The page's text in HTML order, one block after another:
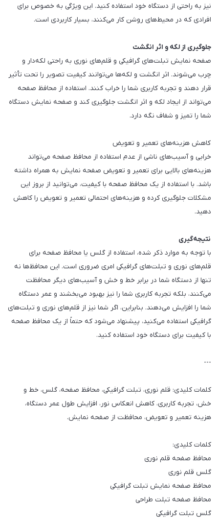
نیز به راحتی از دستگاه خود استفاده کنید. این ویژگی به خصوص برای
افرادی که در محیط‌های روشن کار می‌کنند، بسیار کاربردی است.
جلوگیری از لکه و اثر انگشت
صفحه نمایش تبلت‌های گرافیکی و قلم‌های نوری به راحتی لکه‌دار و
چرب می‌شوند. اثر انگشت و لکه‌ها می‌توانند کیفیت تصویر را تحت تأثیر
قرار دهند و تجربه کاربری شما را خراب کنند. استفاده از محافظ صفحه
می‌تواند از ایجاد لکه و اثر انگشت جلوگیری کند و صفحه نمایش دستگاه
شما را تمیز و شفاف نگه دارد.
کاهش هزینه‌های تعمیر و تعویض
خرابی و آسیب‌های ناشی از عدم استفاده از محافظ صفحه می‌تواند
هزینه‌های بالایی برای تعمیر و تعویض صفحه نمایش به همراه داشته
باشد. با استفاده از یک محافظ صفحه با کیفیت، می‌توانید از بروز این
مشکلات جلوگیری کرده و هزینه‌های احتمالی تعمیر و تعویض را کاهش
دهید.
نتیجه‌گیری
با توجه به موارد ذکر شده، استفاده از گلس یا محافظ صفحه برای
قلم‌های نوری و تبلت‌های گرافیکی امری ضروری است. این محافظ‌ها نه
تنها از دستگاه شما در برابر خط و خش و آسیب‌های دیگر محافظت
می‌کنند، بلکه تجربه کاربری شما را نیز بهبود می‌بخشند و عمر دستگاه
شما را افزایش می‌دهند. بنابراین، اگر شما نیز از قلم‌های نوری و تبلت‌های
گرافیکی استفاده می‌کنید، پیشنهاد می‌شود که حتماً از یک محافظ صفحه
با کیفیت برای دستگاه خود استفاده کنید.
---
کلمات کلیدی: قلم نوری، تبلت گرافیکی، محافظ صفحه، گلس، خط و
خش، تجربه کاربری، کاهش انعکاس نور، افزایش طول عمر دستگاه،
هزینه تعمیر و تعویض، محافظت از صفحه نمایش.
کلمات کلیدی:
محافظ صفحه قلم نوری
گلس قلم نوری
محافظ صفحه نمایش تبلت گرافیکی
محافظ صفحه تبلت طراحی
گلس تبلت گرافیکی